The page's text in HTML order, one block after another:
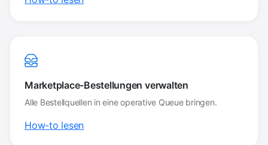
Marketplace-Bestellungen verwalten
Alle Bestellquellen in eine operative Queue bringen.
How-to lesen